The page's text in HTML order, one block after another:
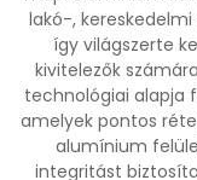
lakó-,
így világszerte
kivitelezők
technológiai alapja
amelyek pontos
alumínium
integritást